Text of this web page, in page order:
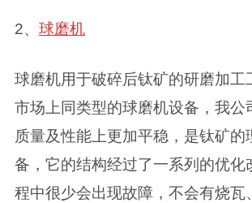
2、 球磨机
球磨机用于破碎后钛矿的研磨加工
市场上同类型的球磨机设备，我公
质量及性能上更加平稳，是钛矿的
备，它的结构经过了一系列的优化
程中很少会出现故障，不会有烧瓦